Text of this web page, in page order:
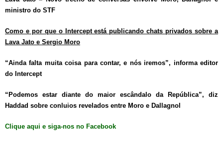
ministro do STF
Como e por que o Intercept está publicando chats privados sobre a
Lava Jato e Sergio Moro
“Ainda falta muita coisa para contar, e nós iremos”, informa editor
do Intercept
“Podemos estar diante do maior escândalo da República”, diz
Haddad sobre conluios revelados entre Moro e Dallagnol
Clique aqui e siga-nos no Facebook